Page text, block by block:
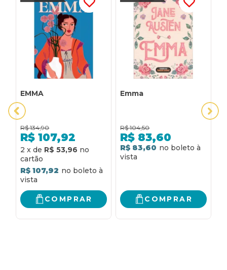
EMMA
R$ 134,90
R$ 107,92
2 x de R$ 53,96
R$ 107,92
COMPRAR
Emma
R$ 104,50
R$ 83,60
R$ 83,60
COMPRAR